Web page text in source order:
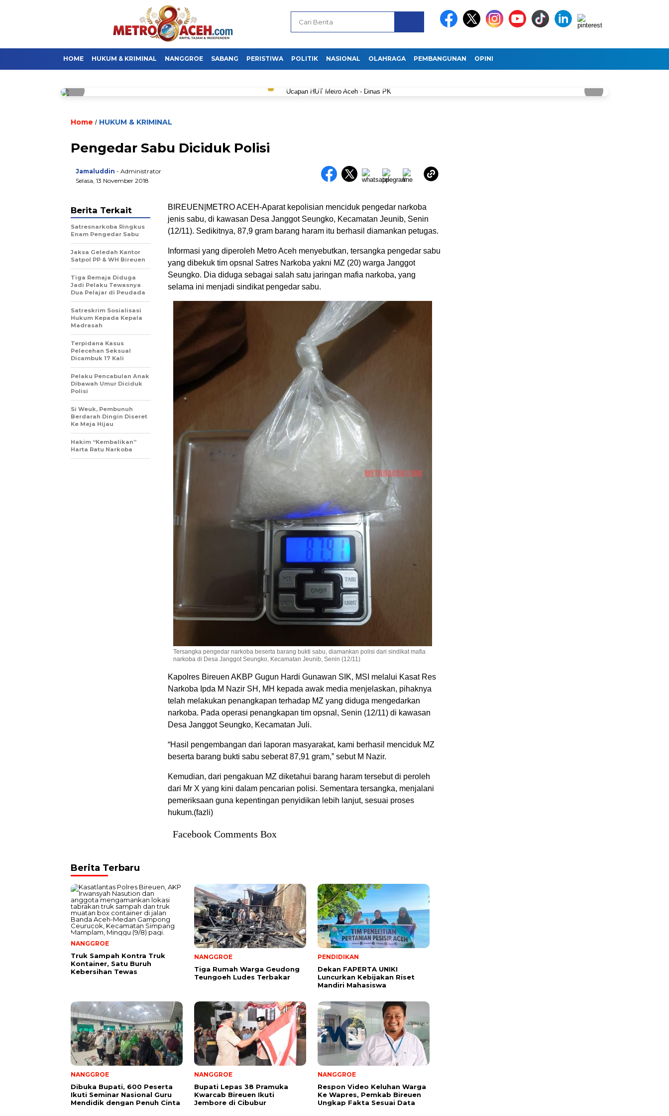
HOME HUKUM & KRIMINAL NANGGROE SABANG PERISTIWA POLITIK NASIONAL OLAHRAGA PEMBANGUNAN OPINI
Home / HUKUM & KRIMINAL
Pengedar Sabu Diciduk Polisi
Jamaluddin - Administrator
Selasa, 13 November 2018
BIREUEN|METRO ACEH-Aparat kepolisian menciduk pengedar narkoba
jenis sabu, di kawasan Desa Janggot Seungko, Kecamatan Jeunib, Senin
(12/11). Sedikitnya, 87,9 gram barang haram itu berhasil diamankan petugas.
Informasi yang diperoleh Metro Aceh menyebutkan, tersangka pengedar sabu
yang dibekuk tim opsnal Satres Narkoba yakni MZ (20) warga Janggot
Seungko. Dia diduga sebagai salah satu jaringan mafia narkoba, yang
selama ini menjadi sindikat pengedar sabu.
Tersangka pengedar narkoba beserta barang bukti sabu, diamankan polisi dari sindikat mafia
narkoba di Desa Janggot Seungko, Kecamatan Jeunib, Senin (12/11)
Kapolres Bireuen AKBP Gugun Hardi Gunawan SIK, MSI melalui Kasat Res
Narkoba Ipda M Nazir SH, MH kepada awak media menjelaskan, pihaknya
telah melakukan penangkapan terhadap MZ yang diduga mengedarkan
narkoba. Pada operasi penangkapan tim opsnal, Senin (12/11) di kawasan
Desa Janggot Seungko, Kecamatan Juli.
“Hasil pengembangan dari laporan masyarakat, kami berhasil menciduk MZ
beserta barang bukti sabu seberat 87,91 gram,” sebut M Nazir.
Kemudian, dari pengakuan MZ diketahui barang haram tersebut di peroleh
dari Mr X yang kini dalam pencarian polisi. Sementara tersangka, menjalani
pemeriksaan guna kepentingan penyidikan lebih lanjut, sesuai proses
hukum.(fazli)
Facebook Comments Box
Berita Terkait
Satresnarkoba Ringkus
Enam Pengedar Sabu
Jaksa Geledah Kantor
Satpol PP & WH Bireuen
Tiga Remaja Diduga
Jadi Pelaku Tewasnya
Dua Pelajar di Peudada
Satreskrim Sosialisasi
Hukum Kepada Kepala
Madrasah
Terpidana Kasus
Pelecehan Seksual
Dicambuk 17 Kali
Pelaku Pencabulan Anak
Dibawah Umur Diciduk
Polisi
Si Weuk, Pembunuh
Berdarah Dingin Diseret
Ke Meja Hijau
Hakim “Kembalikan”
Harta Ratu Narkoba
Berita Terbaru
NANGGROE
Truk Sampah Kontra Truk
Kontainer, Satu Buruh
Kebersihan Tewas
NANGGROE
Tiga Rumah Warga Geudong
Teungoeh Ludes Terbakar
PENDIDIKAN
Dekan FAPERTA UNIKI
Luncurkan Kebijakan Riset
Mandiri Mahasiswa
NANGGROE
Dibuka Bupati, 600 Peserta
Ikuti Seminar Nasional Guru
Mendidik dengan Penuh Cinta
NANGGROE
Bupati Lepas 38 Pramuka
Kwarcab Bireuen Ikuti
Jembore di Cibubur
NANGGROE
Respon Video Keluhan Warga
Ke Wapres, Pemkab Bireuen
Ungkap Fakta Sesuai Data